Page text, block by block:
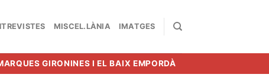
MISCEL.LÀNIA IMATGES
GIRONINES I EL BAIX EMPORDÀ